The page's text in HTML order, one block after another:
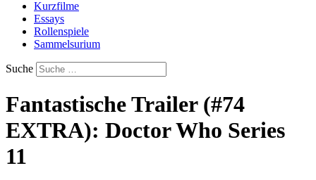
Kurzfilme
Essays
Rollenspiele
Sammelsurium
Suche
Fantastische Trailer (#74
EXTRA): Doctor Who Series
11